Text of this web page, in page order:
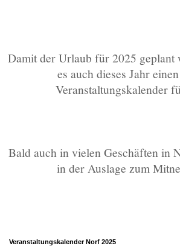
Damit der Urlaub für 2025 geplant
es auch dieses Jahr
Veranstaltungskalender
Bald auch in vielen Geschäften in
in der Auslage zum
Veranstaltungskalender Norf 2025